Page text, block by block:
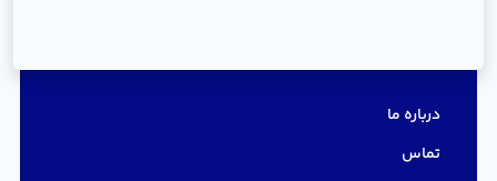
درباره ما
تماس